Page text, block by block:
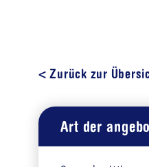
< Zurück zur
Art der